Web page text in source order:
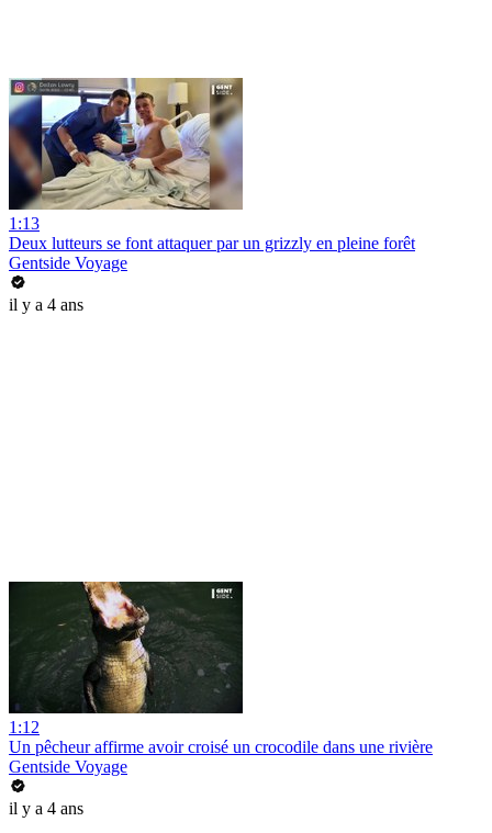
1:13
Deux lutteurs se font attaquer par un grizzly en pleine forêt
Gentside Voyage
il y a 4 ans
1:12
Un pêcheur affirme avoir croisé un crocodile dans une rivière
Gentside Voyage
il y a 4 ans